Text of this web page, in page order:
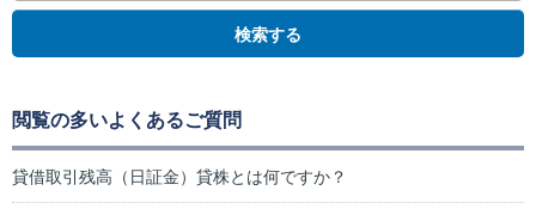
検索する
閲覧の多いよくあるご質問
貸借取引残高（日証金）貸株とは何ですか？